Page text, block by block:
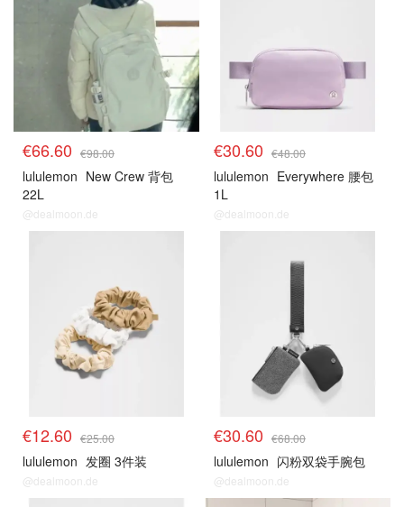
€66.60 €98.00
lululemon New Crew 背包
22L
@dealmoon.de
€30.60 €48.00
lululemon Everywhere 腰包
1L
@dealmoon.de
€12.60 €25.00
lululemon 发圈 3件装
@dealmoon.de
€30.60 €68.00
lululemon 闪粉双袋手腕包
@dealmoon.de